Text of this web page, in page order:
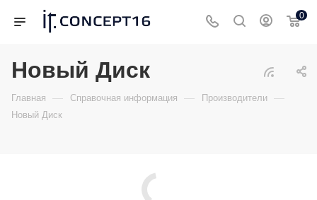
0
Новый Диск
Главная — Справочная информация — Производители —
Новый Диск